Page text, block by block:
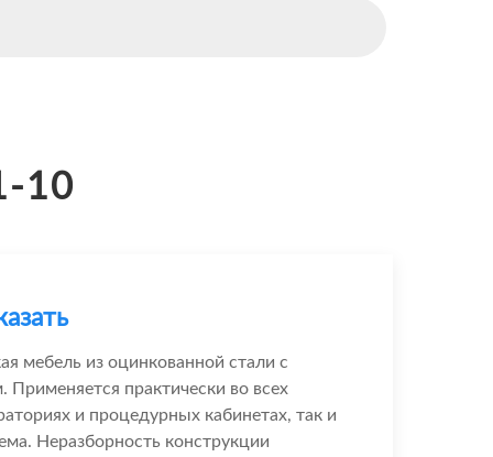
10
мебель из оцинкованной стали с
практически во всех
и процедурных кабинетах, так и
Неразборность конструкции